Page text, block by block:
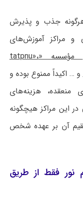
هرگونه جذب و پذیرش
مراکز آموزش‌های
مؤسسه «tatpnu»،
و … اکیداً ممنوع بوده و
منعقده، هزینه‌های
این مراکز هیچگونه
آن بر عهده شخص
نور فقط از طریق